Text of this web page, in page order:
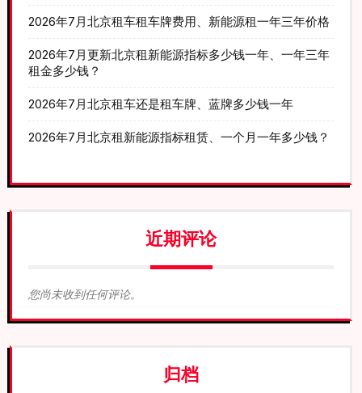
2026年7月北京租车租车牌费用、新能源租一年三年价格
2026年7月更新北京租新能源指标多少钱一年、一年三年
租金多少钱？
2026年7月北京租车还是租车牌、蓝牌多少钱一年
2026年7月北京租新能源指标租赁、一个月一年多少钱？
近期评论
您尚未收到任何评论。
归档